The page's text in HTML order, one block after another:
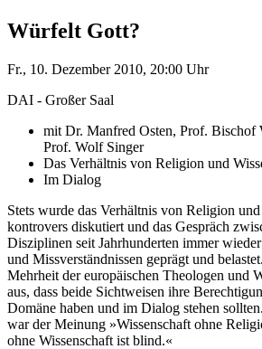
Würfelt Gott?
Fr., 10. Dezember 2010, 20:00 Uhr
DAI - Großer Saal
mit Dr. Manfred Osten, Prof.
Prof. Wolf Singer
Das Verhältnis von Religion und
Im Dialog
Stets wurde das Verhältnis von Religion
kontrovers diskutiert und das Gespräch
Disziplinen seit Jahrhunderten immer
und Missverständnissen geprägt und
Mehrheit der europäischen Theologen und
aus, dass beide Sichtweisen ihre
Domäne haben und im Dialog stehen
war der Meinung »Wissenschaft ohne
ohne Wissenschaft ist blind.«